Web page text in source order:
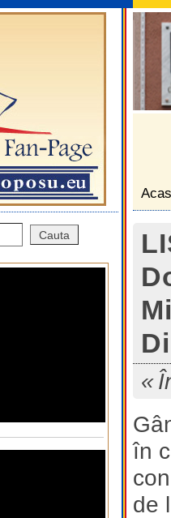
în
de